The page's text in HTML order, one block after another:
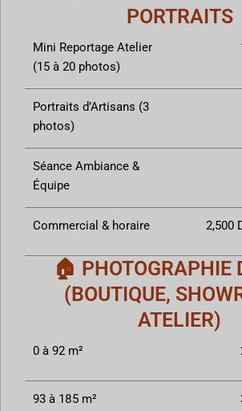
PORTRAITS
Mini Reportage Atelier
(15 à 20 photos)
Portraits d’Artisans (3
photos)
Séance Ambiance &
Équipe
Commercial & horaire 2,500
🏠 PHOTOGRAPHIE
(BOUTIQUE,
ATELIER)
0 à 92 m²
93 à 185 m²